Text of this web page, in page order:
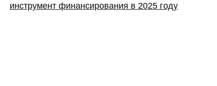
инструмент финансирования в 2025 году